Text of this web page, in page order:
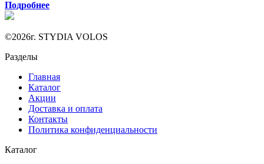
Подробнее
©2026г. STYDIA VOLOS
Разделы
Главная
Каталог
Акции
Доставка и оплата
Контакты
Политика конфиденциальности
Каталог